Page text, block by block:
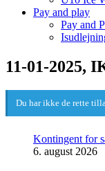
Pay and play
Pay and
11-01-2025,
Du har ikke de rette
Kontingent for
6. august 2026